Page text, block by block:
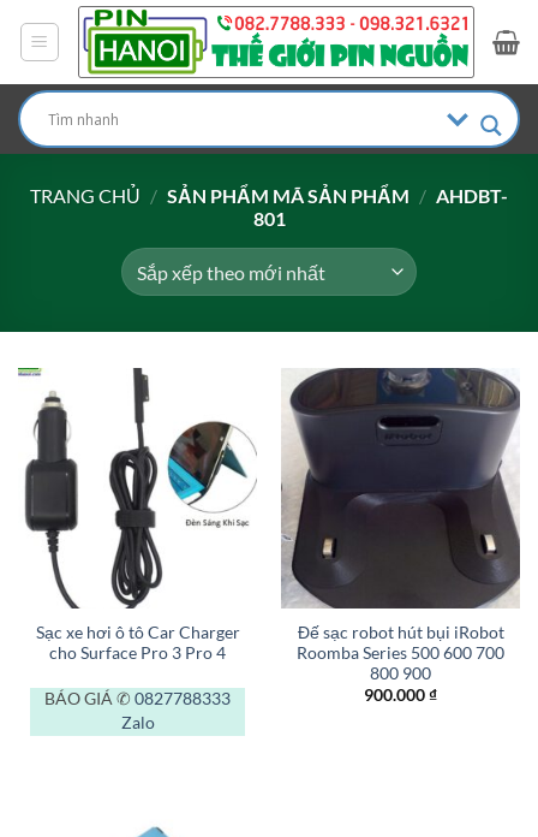
dung
TRANG CHỦ / SẢN PHẨM MÃ SẢN PHẨM / AHDBT-
801
Sạc xe hơi ô tô Car Charger
cho Surface Pro 3 Pro 4
BÁO GIÁ ✆ 0827788333
Zalo
Đế sạc robot hút bụi iRobot
Roomba Series 500 600 700
800 900
900.000₫